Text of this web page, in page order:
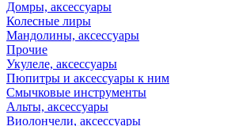
Домры, аксессуары
Колесные лиры
Мандолины, аксессуары
Прочие
Укулеле, аксессуары
Пюпитры и аксессуары к ним
Смычковые инструменты
Альты, аксессуары
Виолончели, аксессуары